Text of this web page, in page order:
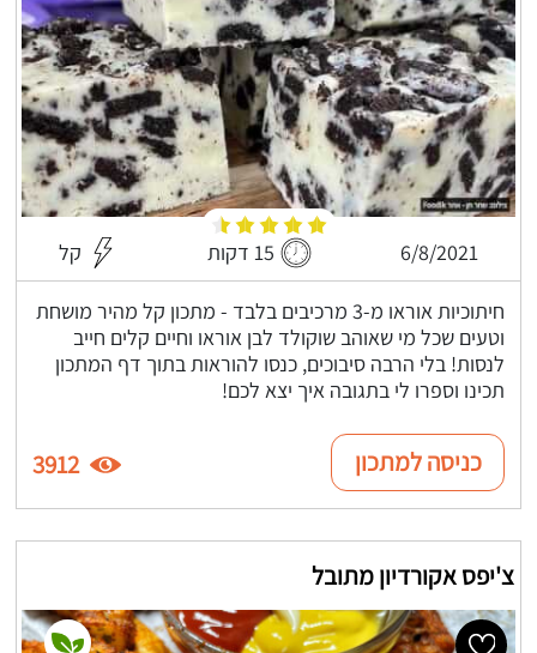
6/8/2021 15 דקות קל
חיתוכיות אוראו מ-3 מרכיבים בלבד - מתכון קל מהיר מושחת
וטעים שכל מי שאוהב שוקולד לבן אוראו וחיים קלים חייב
לנסות! בלי הרבה סיבוכים, כנסו להוראות בתוך דף המתכון
תכינו וספרו לי בתגובה איך יצא לכם!
כניסה למתכון 3912
צ'יפס אקורדיון מתובל